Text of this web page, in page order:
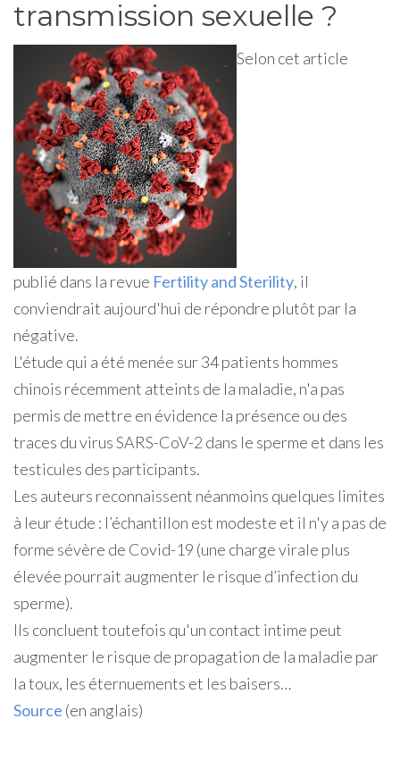
transmission sexuelle ?
Selon cet article
publié dans la revue Fertility and Sterility, il
conviendrait aujourd'hui de répondre plutôt par la
négative.
L'étude qui a été menée sur 34 patients hommes
chinois récemment atteints de la maladie, n'a pas
permis de mettre en évidence la présence ou des
traces du virus SARS-CoV-2 dans le sperme et dans les
testicules des participants.
Les auteurs reconnaissent néanmoins quelques limites
à leur étude : l’échantillon est modeste et il n'y a pas de
forme sévère de Covid-19 (une charge virale plus
élevée pourrait augmenter le risque d’infection du
sperme).
Ils concluent toutefois qu'un contact intime peut
augmenter le risque de propagation de la maladie par
la toux, les éternuements et les baisers…
Source (en anglais)